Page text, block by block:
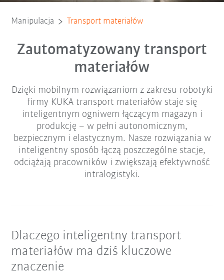
Manipulacja Transport materiałów
Zautomatyzowany transport
materiałów
Dzięki mobilnym rozwiązaniom z zakresu robotyki
firmy KUKA transport materiałów staje się
inteligentnym ogniwem łączącym magazyn i
produkcję – w pełni autonomicznym,
bezpiecznym i elastycznym. Nasze rozwiązania w
inteligentny sposób łączą poszczególne stacje,
odciążają pracowników i zwiększają efektywność
intralogistyki.
Dlaczego inteligentny transport
materiałów ma dziś kluczowe
znaczenie